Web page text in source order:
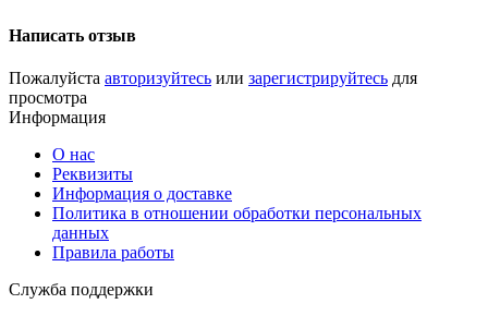
Написать отзыв
Пожалуйста авторизуйтесь или зарегистрируйтесь для
просмотра
Информация
О нас
Реквизиты
Информация о доставке
Политика в отношении обработки персональных
данных
Правила работы
Служба поддержки